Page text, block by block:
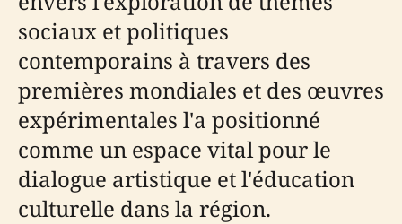
sociaux et politiques
contemporains à travers des
premières mondiales et des œuvres
expérimentales l'a positionné
comme un espace vital pour le
dialogue artistique et l'éducation
culturelle dans la région.